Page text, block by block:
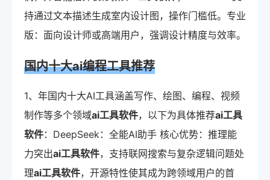
持通过文本描述生成室内设计图，操作门槛低。专业
版：面向设计师或高端用户，强调设计精度与效率。
国内十大ai编程工具推荐
1、年国内十大AI工具涵盖写作、绘图、编程、视频
制作等多个领域ai工具软件，以下为具体推荐ai工具
软件：DeepSeek：全能AI助手 核心优势：推理能
力突出ai工具软件，支持联网搜索与复杂逻辑问题处
理ai工具软件，开源特性使其成为跨领域用户的首